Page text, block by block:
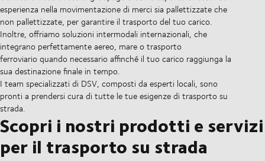
esperienza nella movimentazione di merci sia pallettizzate che
non pallettizzate, per garantire il trasporto del tuo carico.
Inoltre, offriamo soluzioni intermodali internazionali, che
integrano perfettamente aereo, mare o trasporto
ferroviario quando necessario affinché il tuo carico raggiunga la
sua destinazione finale in tempo.
I team specializzati di DSV, composti da esperti locali, sono
pronti a prendersi cura di tutte le tue esigenze di trasporto su
strada.
Scopri i nostri prodotti e servizi
per il trasporto su strada